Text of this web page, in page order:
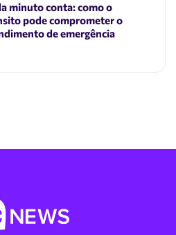
minuto conta: como o
pode comprometer o
de emergência